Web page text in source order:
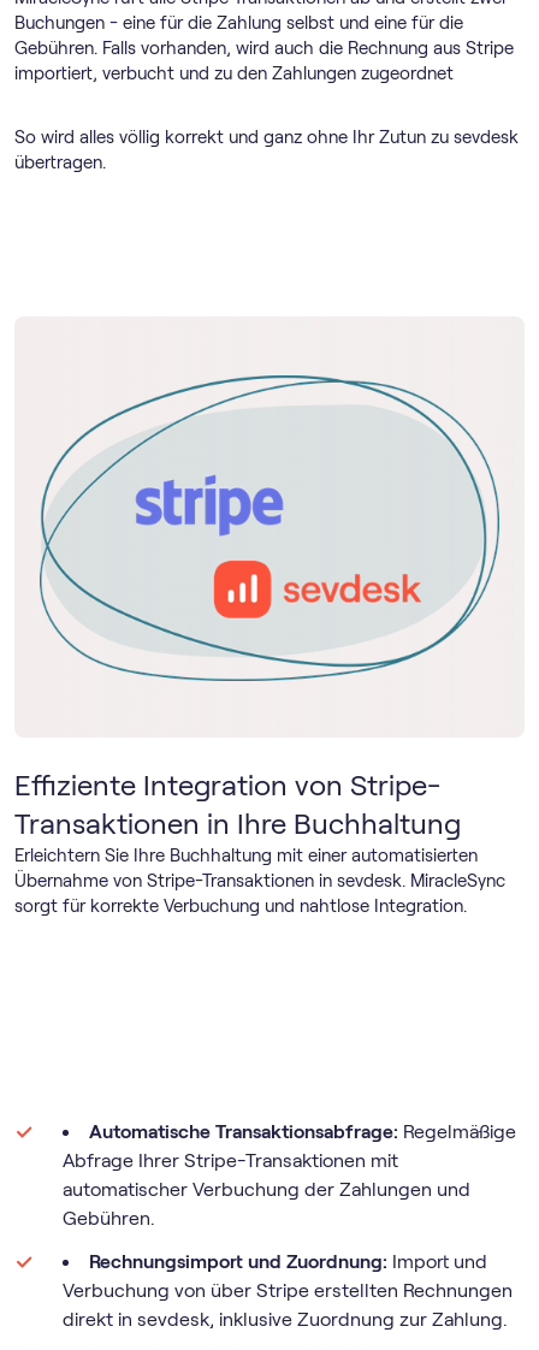
Buchungen - eine für die Zahlung selbst und eine für die
Gebühren. Falls vorhanden, wird auch die Rechnung aus Stripe
importiert, verbucht und zu den Zahlungen zugeordnet
So wird alles völlig korrekt und ganz ohne Ihr Zutun zu sevdesk
übertragen.
Effiziente Integration von Stripe-
Transaktionen in Ihre Buchhaltung
Erleichtern Sie Ihre Buchhaltung mit einer automatisierten
Übernahme von Stripe-Transaktionen in sevdesk. MiracleSync
sorgt für korrekte Verbuchung und nahtlose Integration.
Automatische Transaktionsabfrage: Regelmäßige
Abfrage Ihrer Stripe-Transaktionen mit
automatischer Verbuchung der Zahlungen und
Gebühren.
Rechnungsimport und Zuordnung: Import und
Verbuchung von über Stripe erstellten Rechnungen
direkt in sevdesk, inklusive Zuordnung zur Zahlung.